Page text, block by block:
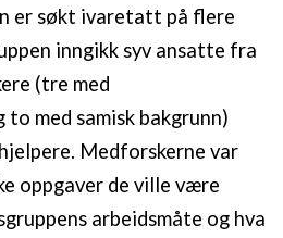
er søkt ivaretatt på flere
inngikk syv ansatte fra
(tre med
med samisk bakgrunn)
Medforskerne var
oppgaver de ville være
arbeidsmåte og hva